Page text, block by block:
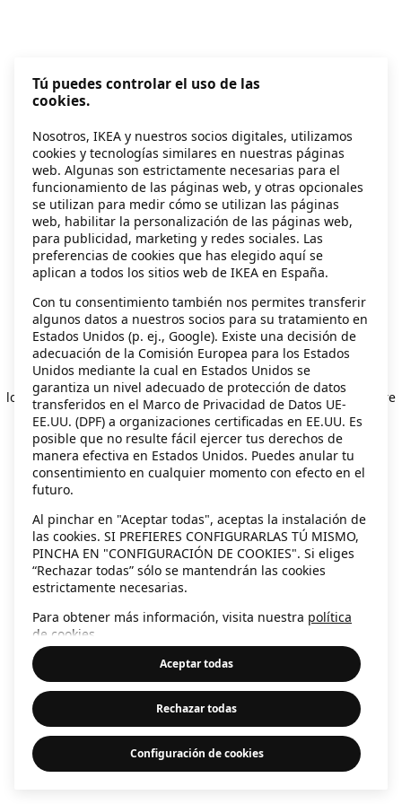
Application error: a client-side exception has occurred
loadingsecondhand.ikea.com (see the browser console for more
information).
Tú puedes controlar el uso de las
cookies.
Nosotros, IKEA y nuestros socios digitales, utilizamos
cookies y tecnologías similares en nuestras páginas
web. Algunas son estrictamente necesarias para el
funcionamiento de las páginas web, y otras opcionales
se utilizan para medir cómo se utilizan las páginas
web, habilitar la personalización de las páginas web,
para publicidad, marketing y redes sociales. Las
preferencias de cookies que has elegido aquí se
aplican a todos los sitios web de IKEA en España.
Con tu consentimiento también nos permites transferir
algunos datos a nuestros socios para su tratamiento en
Estados Unidos (p. ej., Google). Existe una decisión de
adecuación de la Comisión Europea para los Estados
Unidos mediante la cual en Estados Unidos se
garantiza un nivel adecuado de protección de datos
transferidos en el Marco de Privacidad de Datos UE-
EE.UU. (DPF) a organizaciones certificadas en EE.UU. Es
posible que no resulte fácil ejercer tus derechos de
manera efectiva en Estados Unidos. Puedes anular tu
consentimiento en cualquier momento con efecto en el
futuro.
Al pinchar en "Aceptar todas", aceptas la instalación de
las cookies. SI PREFIERES CONFIGURARLAS TÚ MISMO,
PINCHA EN "CONFIGURACIÓN DE COOKIES". Si eliges
“Rechazar todas” sólo se mantendrán las cookies
estrictamente necesarias.
Para obtener más información, visita nuestra política
de cookies
Aceptar todas
Rechazar todas
Configuración de cookies